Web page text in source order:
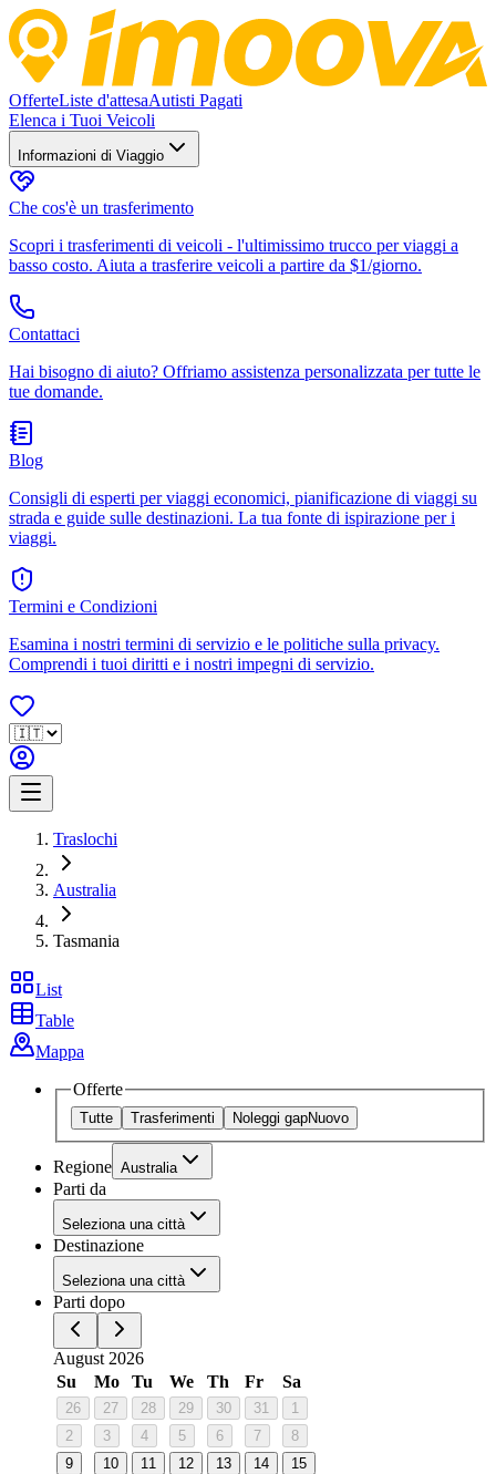
OfferteListe d'attesaAutisti Pagati
Elenca i Tuoi Veicoli
Informazioni di Viaggio
Che cos'è un trasferimento
Scopri i trasferimenti di veicoli - l'ultimissimo trucco per viaggi a
basso costo. Aiuta a trasferire veicoli a partire da $1/giorno.
Contattaci
Hai bisogno di aiuto? Offriamo assistenza personalizzata per tutte le
tue domande.
Blog
Consigli di esperti per viaggi economici, pianificazione di viaggi su
strada e guide sulle destinazioni. La tua fonte di ispirazione per i
viaggi.
Termini e Condizioni
Esamina i nostri termini di servizio e le politiche sulla privacy.
Comprendi i tuoi diritti e i nostri impegni di servizio.
Traslochi
Australia
Tasmania
List
Table
Mappa
Offerte
Tutte Trasferimenti Noleggi gapNuovo
Regione Australia
Parti da
Seleziona una città
Destinazione
Seleziona una città
Parti dopo
August 2026
Su
Mo Tu We Th Fr Sa
26 27 28 29 30 31
1
2
3 4 5 6 7
8
9
10 11 12 13 14
15